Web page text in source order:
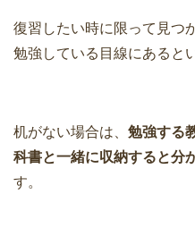
復習したい時に限って見つ
勉強している目線にあると
机がない場合は、 勉強する
科書と一緒に収納すると分
す。